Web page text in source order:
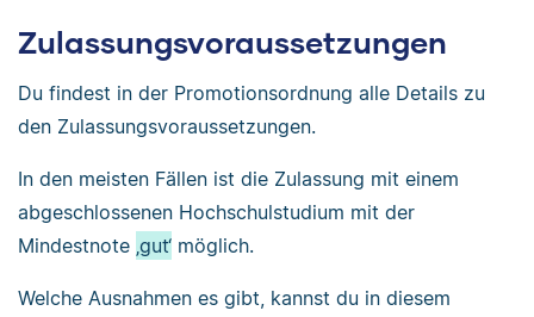
Zulassungsvoraussetzungen
Du findest in der Promotionsordnung alle Details zu
den Zulassungsvoraussetzungen.
In den meisten Fällen ist die Zulassung mit einem
abgeschlossenen Hochschulstudium mit der
Mindestnote ‚gut‘ möglich.
Welche Ausnahmen es gibt, kannst du in diesem